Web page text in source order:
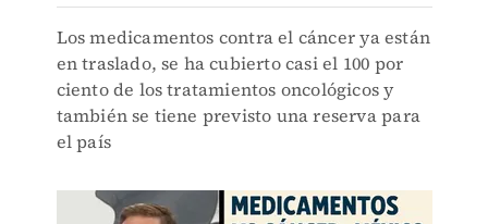
Los medicamentos contra el cáncer ya están
en traslado, se ha cubierto casi el 100 por
ciento de los tratamientos oncológicos y
también se tiene previsto una reserva para
el país